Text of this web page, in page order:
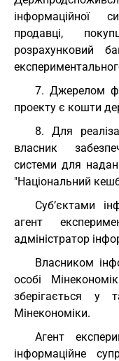
інформаційної
продавці,
розрахунковий
7. Джерелом
проекту є кошти
8. Для
власник
системи для
"Національний
Суб’єктами
агент
адміністратор
Власником
особі
зберігається у
Мінекономіки.
Агент
інформаційне